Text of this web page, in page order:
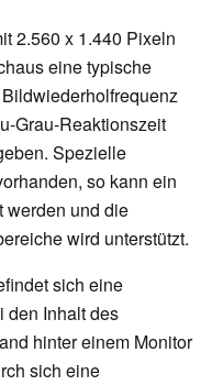
2.560 x 1.440 Pixeln
eine typische
Grau-Reaktionszeit
Spezielle
so kann ein
werden und die
wird unterstützt.
sich eine
den Inhalt des
hinter einem Monitor
sich eine